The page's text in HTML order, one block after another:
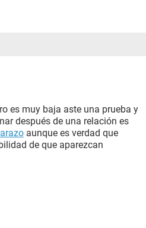
es muy baja aste una prueba y
después de una relación es
aunque es verdad que
de que aparezcan